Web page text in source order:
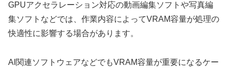
GPUアクセラレーション対応の動画編集ソフトや写真編
集ソフトなどでは、作業内容によってVRAM容量が処理の
快適性に影響する場合があります。
AI関連ソフトウェアなどでもVRAM容量が重要になるケー